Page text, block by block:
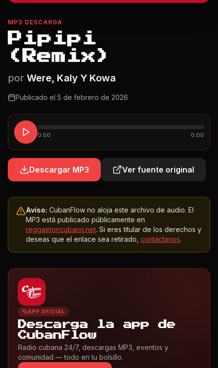
MP3 DESCARGA
Pipipi
(Remix)
por Were, Kaly Y Kowa
Publicado el 5 de febrero de 2026
0:00 0:00
Descargar MP3 Ver fuente original
Aviso: CubanFlow no aloja este archivo de audio. El
MP3 está publicado públicamente en
reggaetoncubano.net. Si eres titular de los derechos y
deseas que el enlace sea retirado, contáctanos.
APP OFICIAL
Descarga la app de
CubanFlow
Radio cubana 24/7, descargas MP3, eventos y
comunidad — todo en tu bolsillo.